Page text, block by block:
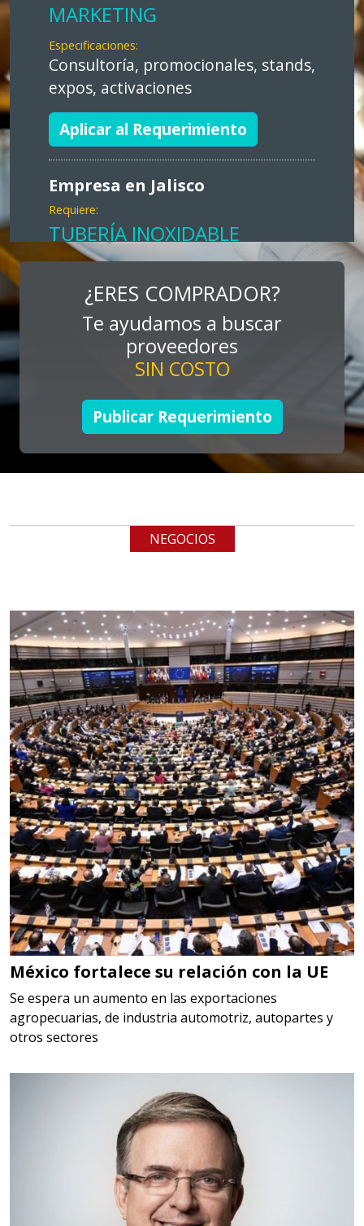
MARKETING
Especificaciones:
Consultoría, promocionales, stands,
expos, activaciones
Aplicar al Requerimiento
Empresa en Jalisco
Requiere:
TUBERÍA INOXIDABLE
Especificaciones:
cualquiera
Aplicar al Requerimiento
Empresa en Jalisco
Requiere:
LOGÍSTICA DE CARGA LLAVE
EN MANO
Aplicar al Requerimiento
Empresa en Jalisco
Requiere:
LOGÍSTICA
Especificaciones:
cualquiera
Aplicar al Requerimiento
Empresa en Querétaro
Requiere:
HERRAMIENTAS DE CORTE
Especificaciones:
HSS, CON RECUBRIMIENTO,
CARBURO, RIMAS, ENDMILLS,
BROCAS, LIMAS, ETC
Aplicar al Requerimiento
Empresa en Querétaro
Requiere:
HERRAMIENTAS DE TORQUE
Especificaciones:
TORQUE CONTROLADO,
MECANICOS, ELECTRONICOS,
DIGITALES, MULTIPLICADORES,
PARA PUNTAS,
¿ERES COMPRADOR?
Te ayudamos a buscar
proveedores
SIN COSTO
Publicar Requerimiento
NEGOCIOS
México fortalece su relación con la UE
Se espera un aumento en las exportaciones
agropecuarias, de industria automotriz, autopartes y
otros sectores